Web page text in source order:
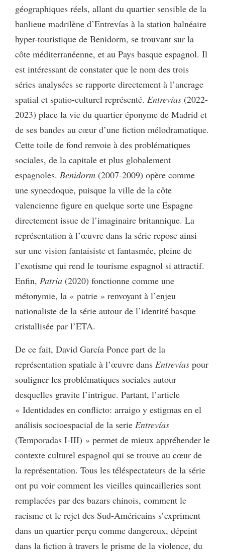
géographiques réels, allant du quartier sensible de la
banlieue madrilène d’Entrevías à la station balnéaire
hyper-touristique de Benidorm, se trouvant sur la
côte méditerranéenne, et au Pays basque espagnol. Il
est intéressant de constater que le nom des trois
séries analysées se rapporte directement à l’ancrage
spatial et spatio-culturel représenté. Entrevías (2022-
2023) place la vie du quartier éponyme de Madrid et
de ses bandes au cœur d’une fiction mélodramatique.
Cette toile de fond renvoie à des problématiques
sociales, de la capitale et plus globalement
espagnoles. Benidorm (2007-2009) opère comme
une synecdoque, puisque la ville de la côte
valencienne figure en quelque sorte une Espagne
directement issue de l’imaginaire britannique. La
représentation à l’œuvre dans la série repose ainsi
sur une vision fantaisiste et fantasmée, pleine de
l’exotisme qui rend le tourisme espagnol si attractif.
Enfin, Patria (2020) fonctionne comme une
métonymie, la « patrie » renvoyant à l’enjeu
nationaliste de la série autour de l’identité basque
cristallisée par l’ETA.
De ce fait, David García Ponce part de la
représentation spatiale à l’œuvre dans Entrevías pour
souligner les problématiques sociales autour
desquelles gravite l’intrigue. Partant, l’article
« Identidades en conflicto: arraigo y estigmas en el
análisis socioespacial de la serie Entrevías
(Temporadas I-III) » permet de mieux appréhender le
contexte culturel espagnol qui se trouve au cœur de
la représentation. Tous les téléspectateurs de la série
ont pu voir comment les vieilles quincailleries sont
remplacées par des bazars chinois, comment le
racisme et le rejet des Sud-Américains s’expriment
dans un quartier perçu comme dangereux, dépeint
dans la fiction à travers le prisme de la violence, du